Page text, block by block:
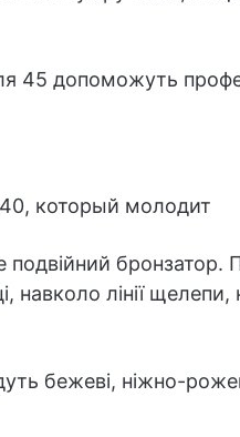
45 допоможуть
бронзатор.
навколо лінії
бежеві, ніжно-